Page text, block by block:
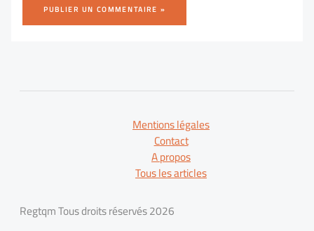
Mentions légales
Contact
A propos
Tous les articles
Regtqm Tous droits réservés 2026